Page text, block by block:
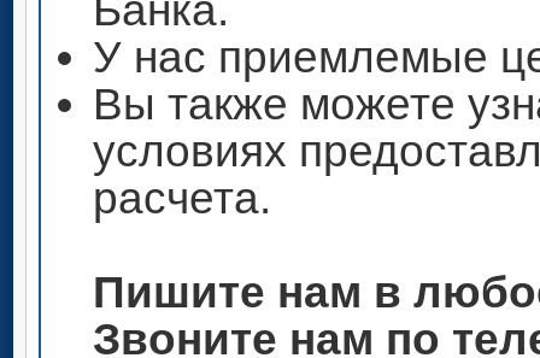
Банка.
У нас приемлемые
Вы также можете
условиях
расчета.
Пишите нам в
Звоните нам по